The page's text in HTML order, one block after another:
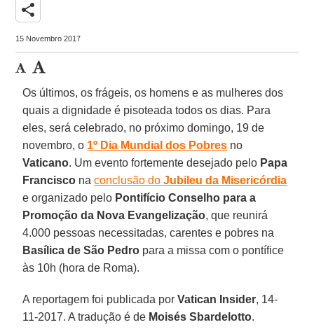
share
15 Novembro 2017
Os últimos, os frágeis, os homens e as mulheres dos
quais a dignidade é pisoteada todos os dias. Para
eles, será celebrado, no próximo domingo, 19 de
novembro, o 1º Dia Mundial dos Pobres no
Vaticano. Um evento fortemente desejado pelo Papa
Francisco naconclusão doJubileu da Misericórdia
e organizado pelo Pontifício Conselho para a
Promoção da Nova Evangelização, que reunirá
4.000 pessoas necessitadas, carentes e pobres na
Basílica de São Pedro para a missa com o pontífice
às 10h (hora de Roma).
A reportagem foi publicada porVatican Insider, 14-
11-2017. A tradução é de Moisés Sbardelotto.